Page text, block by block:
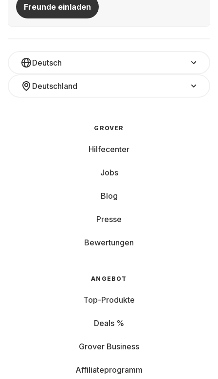
Freunde einladen
Deutsch
Deutschland
GROVER
Hilfecenter
Jobs
Blog
Presse
Bewertungen
ANGEBOT
Top-Produkte
Deals %
Grover Business
Affiliateprogramm